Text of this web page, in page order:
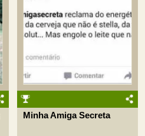
Minha Amiga Secreta